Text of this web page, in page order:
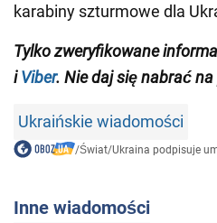
karabiny szturmowe dla
Tylko zweryfikowane
iViber. Nie daj się nabrać
Ukraińskie wiadomości
/Świat/Ukraina podpisuje
Inne wiadomości